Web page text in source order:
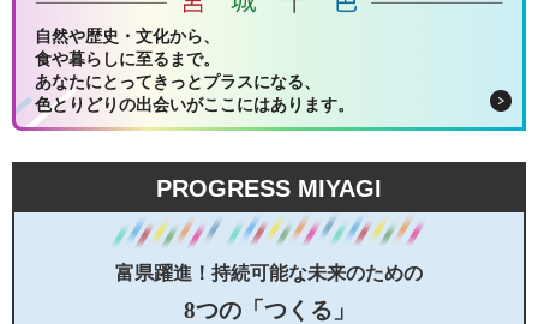
自然や歴史・文化から、
食や暮らしに至るまで。
あなたにとってきっとプラスになる、
色とりどりの出会いがここにはあります。
PROGRESS MIYAGI
富県躍進！持続可能な未来のための
8つの「つくる」